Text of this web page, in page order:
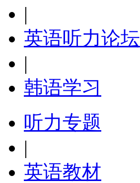
|
英语听力论坛
|
韩语学习
听力专题
|
英语教材